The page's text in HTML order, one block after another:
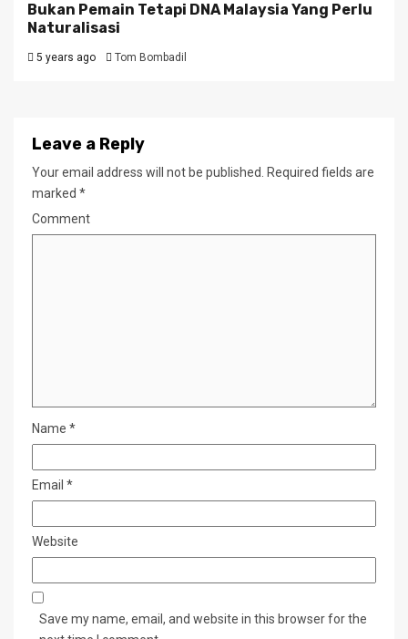
Bukan Pemain Tetapi DNA Malaysia Yang Perlu
Naturalisasi
5 years ago Tom Bombadil
Leave a Reply
Your email address will not be published. Required fields are
marked *
Comment
Name *
Email *
Website
Save my name, email, and website in this browser for the